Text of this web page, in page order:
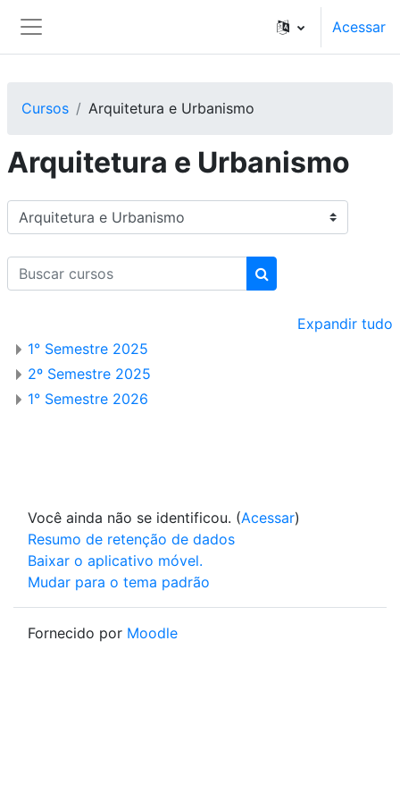
Painel lateral
Acessar
Cursos Arquitetura e Urbanismo
Arquitetura e Urbanismo
Categorias de Cursos
Buscar cursos
Buscar cursos
Expandir tudo
1° Semestre 2025
2º Semestre 2025
1° Semestre 2026
Você ainda não se identificou. (Acessar)
Resumo de retenção de dados
Baixar o aplicativo móvel.
Mudar para o tema padrão
Fornecido por Moodle